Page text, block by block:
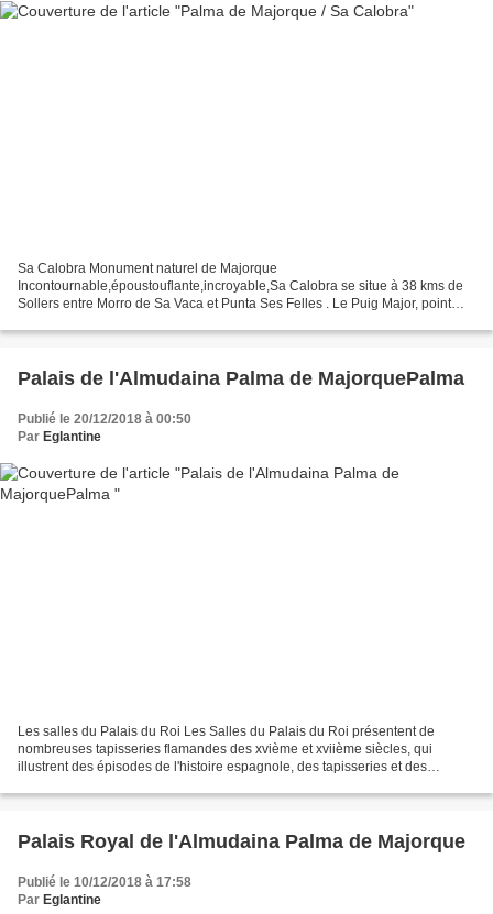
Sa Calobra Monument naturel de Majorque
Incontournable,époustouflante,incroyable,Sa Calobra se situe à 38 kms de
Sollers entre Morro de Sa Vaca et Punta Ses Felles . Le Puig Major, point
Palais de l'Almudaina Palma de MajorquePalma
Publié le 20/12/2018 à 00:50
Par Eglantine
Les salles du Palais du Roi Les Salles du Palais du Roi présentent de
nombreuses tapisseries flamandes des xvième et xviième siècles, qui
illustrent des épisodes de l'histoire espagnole, des tapisseries et des
Palais Royal de l'Almudaina Palma de Majorque
Publié le 10/12/2018 à 17:58
Par Eglantine